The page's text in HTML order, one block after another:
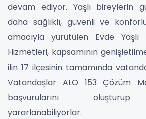
devam ediyor. Yaşlı bireylerin
daha sağlıklı, güvenli ve
amacıyla yürütülen Evde Yaşlı
Hizmetleri, kapsamının
ilin 17 ilçesinin tamamında
Vatandaşlar ALO 153 Çözüm
başvurularını oluşturup
yararlanabiliyorlar.